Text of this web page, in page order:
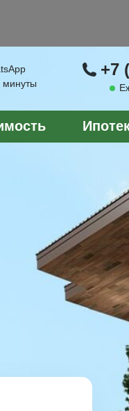
+7 (949)
+7
минуты